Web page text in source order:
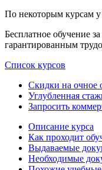
По некоторым курсам у
Бесплатное обучение
гарантированным
Список курсов
Скидки на очное
Углубленная
Запросить
Описание курса
Как проходит
Выдаваемые
Необходимые